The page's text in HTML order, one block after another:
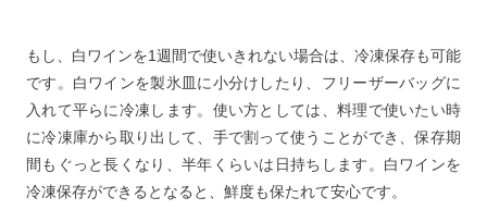
もし、白ワインを1週間で使いきれない場合は、冷凍保存も可能
です。白ワインを製氷皿に小分けしたり、フリーザーバッグに
入れて平らに冷凍します。使い方としては、料理で使いたい時
に冷凍庫から取り出して、手で割って使うことができ、保存期
間もぐっと長くなり、半年くらいは日持ちします。白ワインを
冷凍保存ができるとなると、鮮度も保たれて安心です。